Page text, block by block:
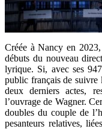
Créée à Nancy en
débuts du nouveau
lyrique. Si, avec ses
public français de suivre
deux derniers actes,
l’ouvrage de Wagner.
doubles du couple de
pesanteurs relatives,